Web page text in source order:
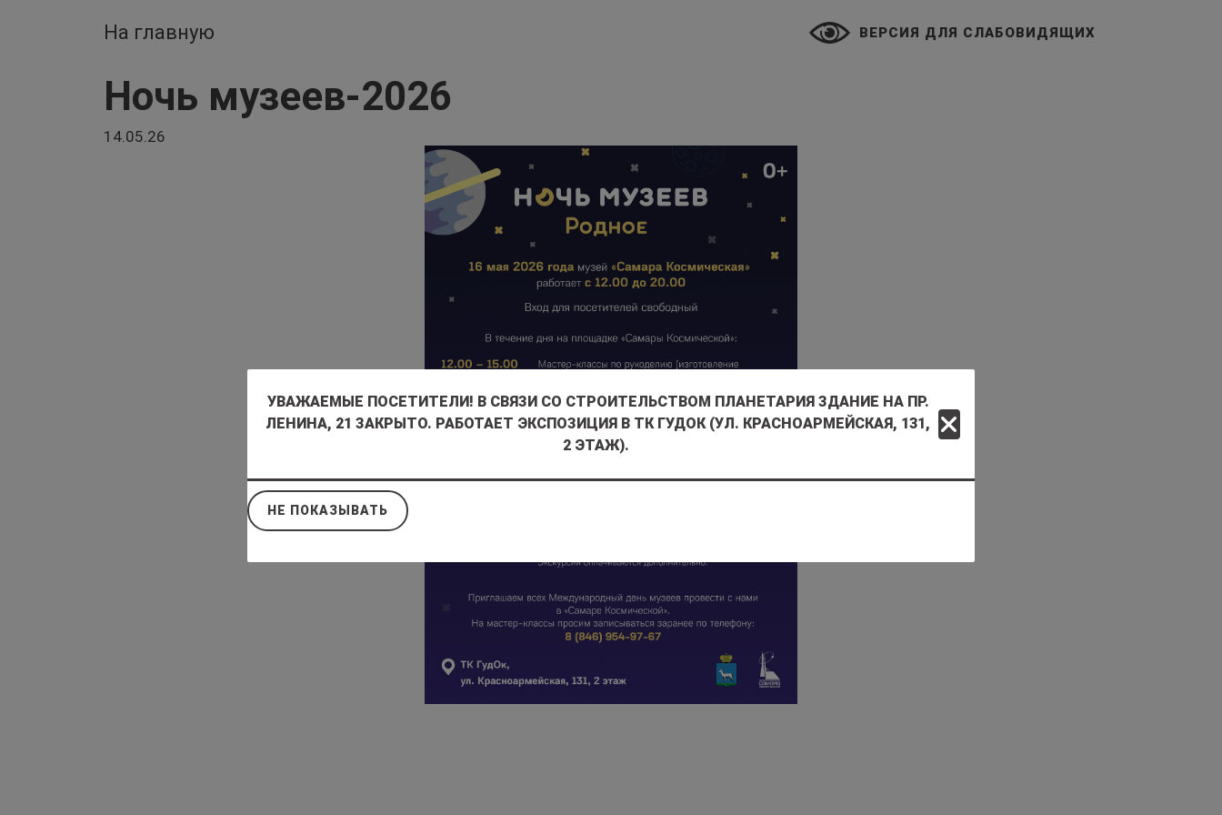
Перейти к основному содержанию
На главную ВЕРСИЯ ДЛЯ СЛАБОВИДЯЩИХ
Ночь музеев-2026
14.05.26
УВАЖАЕМЫЕ ПОСЕТИТЕЛИ! В СВЯЗИ СО СТРОИТЕЛЬСТВОМ ПЛАНЕТАРИЯ ЗДАНИЕ НА ПР.
ЛЕНИНА, 21 ЗАКРЫТО. РАБОТАЕТ ЭКСПОЗИЦИЯ В ТК ГУДОК (УЛ. КРАСНОАРМЕЙСКАЯ, 131,
2 ЭТАЖ).
НЕ ПОКАЗЫВАТЬ